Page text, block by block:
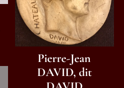
Pierre-Jean
DAVID, dit